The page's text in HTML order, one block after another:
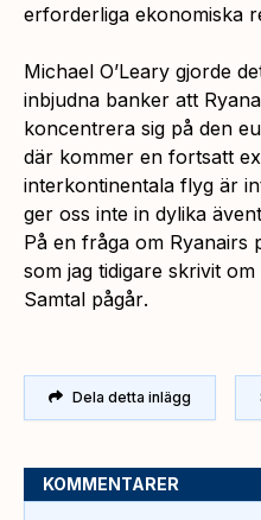
erforderliga ekonomiska
Michael O’Leary gjorde
inbjudna banker att
koncentrera sig på den
där kommer en fortsatt
interkontinentala flyg är
ger oss inte in dylika
På en fråga om Ryanairs
som jag tidigare skrivit
Samtal pågår.
Dela detta inlägg
KOMMENTARER